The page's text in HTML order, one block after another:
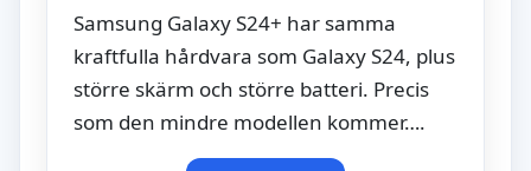
Samsung Galaxy S24+ har samma
kraftfulla hårdvara som Galaxy S24, plus
större skärm och större batteri. Precis
som den mindre modellen kommer….